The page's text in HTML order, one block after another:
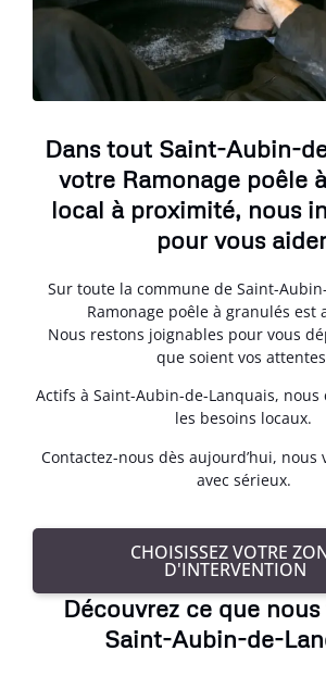
Dans tout Saint-Aubin-
votre Ramonage poêle
local à proximité, nous
pour vous
Sur toute la commune de Saint-
Ramonage poêle à granulés est
Nous restons joignables pour vous
que soient vos
Actifs à Saint-Aubin-de-Lanquais, nous
les besoins locaux.
Contactez-nous dès aujourd’hui, nous
avec sérieux.
CHOISISSEZ VOTRE
D'INTERVENTION
Découvrez ce que
Saint-Aubin-de-